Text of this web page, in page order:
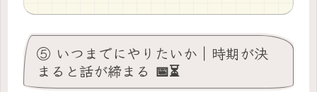
⑤ いつまでにやりたいか｜時期が決
まると話が締まる 📅⏳